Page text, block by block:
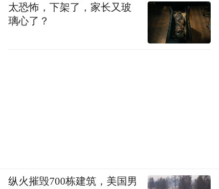
太恐怖，下架了，家长又玻
璃心了？
纵火摧毁700栋建筑，美国男